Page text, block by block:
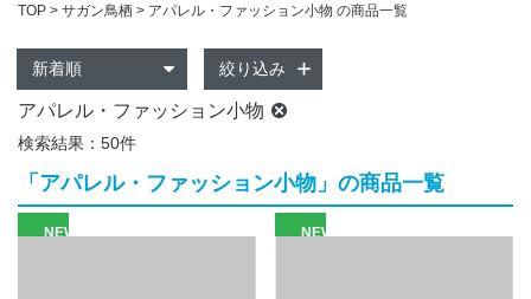
TOP サガン鳥栖 アパレル・ファッション小物 の商品一覧
絞り込み
アパレル・ファッション小物
検索結果：50件
「アパレル・ファッション小物」の商品一覧
NEW NEW